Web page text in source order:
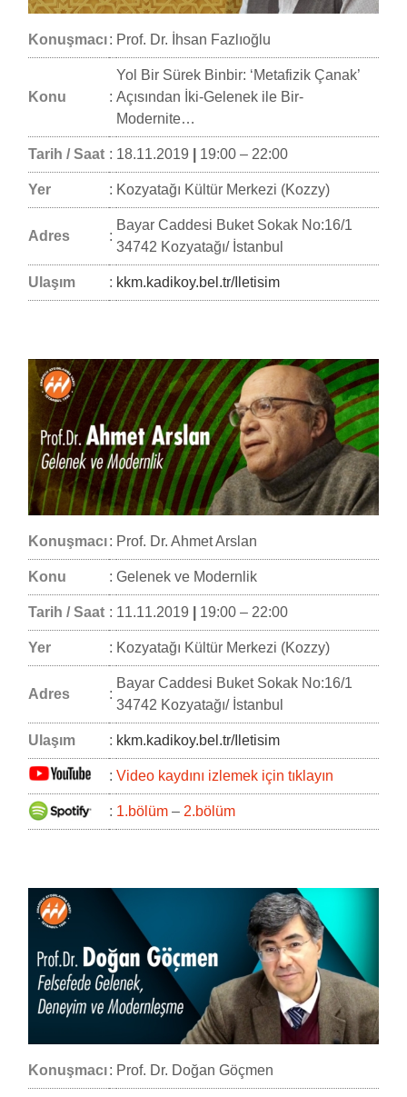
Konuşmacı: Prof. Dr. İhsan Fazlıoğlu
Konu :
Yol Bir Sürek Binbir: ‘Metafizik Çanak’
Açısından İki-Gelenek ile Bir-
Modernite…
Tarih / Saat : 18.11.2019 19:00 – 22:00
Yer : Kozyatağı Kültür Merkezi (Kozzy)
Adres :
Bayar Caddesi Buket Sokak No:16/1
34742 Kozyatağı/ İstanbul
Ulaşım : kkm.kadikoy.bel.tr/Iletisim
Konuşmacı: Prof. Dr. Ahmet Arslan
Konu : Gelenek ve Modernlik
Tarih / Saat : 11.11.2019 19:00 – 22:00
Yer : Kozyatağı Kültür Merkezi (Kozzy)
Adres :
Bayar Caddesi Buket Sokak No:16/1
34742 Kozyatağı/ İstanbul
Ulaşım : kkm.kadikoy.bel.tr/Iletisim
: Video kaydını izlemek için tıklayın
: 1.bölüm – 2.bölüm
Konuşmacı: Prof. Dr. Doğan Göçmen